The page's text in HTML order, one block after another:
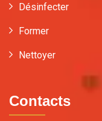
Désinfecter
Former
Nettoyer
Contacts